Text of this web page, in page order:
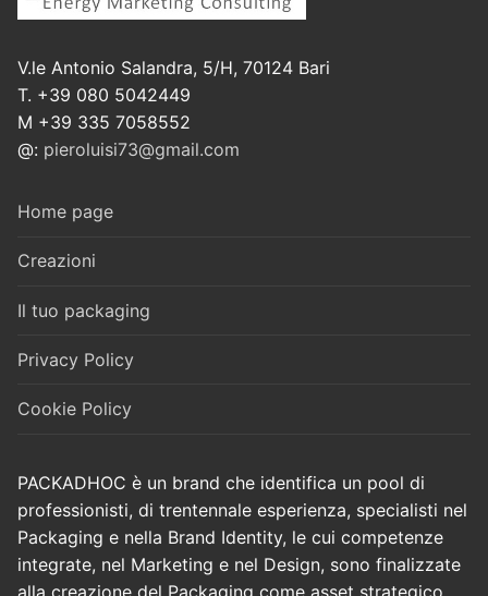
V.le Antonio Salandra, 5/H, 70124 Bari
T. +39 080 5042449
M +39 335 7058552
@: pieroluisi73@gmail.com
Home page
Creazioni
Il tuo packaging
Privacy Policy
Cookie Policy
PACKADHOC è un brand che identifica un pool di
professionisti, di trentennale esperienza, specialisti nel
Packaging e nella Brand Identity, le cui competenze
integrate, nel Marketing e nel Design, sono finalizzate
alla creazione del Packaging come asset strategico